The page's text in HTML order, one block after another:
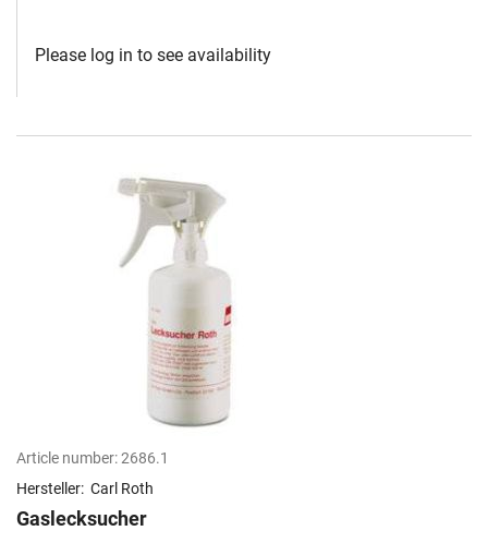
Please log in to see availability
Article number:2686.1
Hersteller: Carl Roth
Gaslecksucher